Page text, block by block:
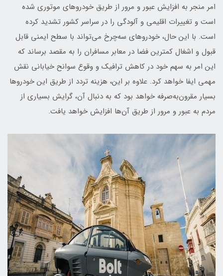
امر منجر به افزایش عبور و مرور از طریق خودروهای موتوری شده
است و تغییرات اقلیمی و آلودگی را در سراسر کشور تشدید کرده
است. با این حال، خودروهای سه‌چرخ می‌تواند با سطح ایمنی قابل
قبول و اشغال کمترین فضا در معابر مسافران را به مقصد برساند که
این امر به سهم خود در کاهش ترافیک و وقوع سوانح خیابانی نقش
مهمی ایفا خواهد کرد. علاوه بر این، هزینه تردد از طریق این خودروها
بسیار مقرون‌به‌صرفه خواهد بود که به دنبال آن، گرایش بسیاری از
مردم به عبور و مرور از طریق آن‌ها افزایش خواهد یافت.